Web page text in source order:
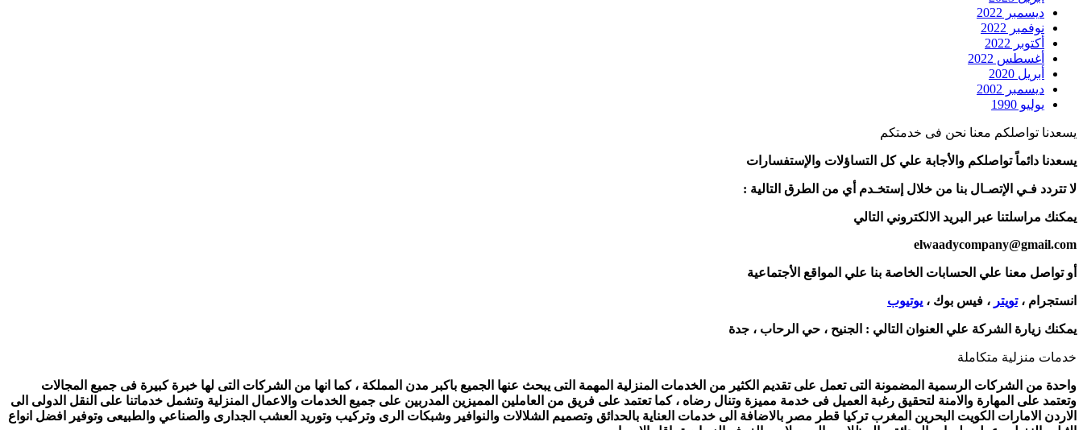
ديسمبر 2022
نوفمبر 2022
أكتوبر 2022
أغسطس 2022
أبريل 2020
ديسمبر 2002
يوليو 1990
يسعدنا تواصلكم معنا نحن فى خدمتكم
يسعدنا دائماً تواصلكم والأجابة علي كل التساؤلات والإستفسارات
لا تتردد فـي الإتصـال بنا من خلال إستخـدم أي من الطرق التالية :
يمكنك مراسلتنا عبر البريد الالكتروني التالي
elwaadycompany@gmail.com
أو تواصل معنا علي الحسابات الخاصة بنا علي المواقع الأجتماعية
انستجرام ،تويتر ، فيس بوك ، يوتيوب
يمكنك زيارة الشركة علي العنوان التالي : الجنيح ، حي الرحاب ، جدة
خدمات منزلية متكاملة
واحدة من الشركات الرسمية المضمونة التى تعمل على تقديم الكثير من الخدمات المنزلية المهمة التى يبحث عنها الجميع باكبر مدن المملكة ، كما انها من الشركات التى لها خبرة كبيرة فى جميع المجالات
وتعتمد على المهارة والامنة لتحقيق رغبة العميل فى خدمة مميزة وتنال رضاه ، كما تعتمد على فريق من العاملين المميزين المدربين على جميع الخدمات والاعمال المنزلية وتشمل خدماتنا على النقل الدولى الى
الاردن الامارات الكويت البحرين المغرب تركيا قطر مصر بالاضافة الى خدمات العناية بالحدائق وتصميم الشلالات والنوافير وشبكات الرى وتركيب وتوريد العشب الجدارى والصناعي والطبيعى وتوفير افضل انواع